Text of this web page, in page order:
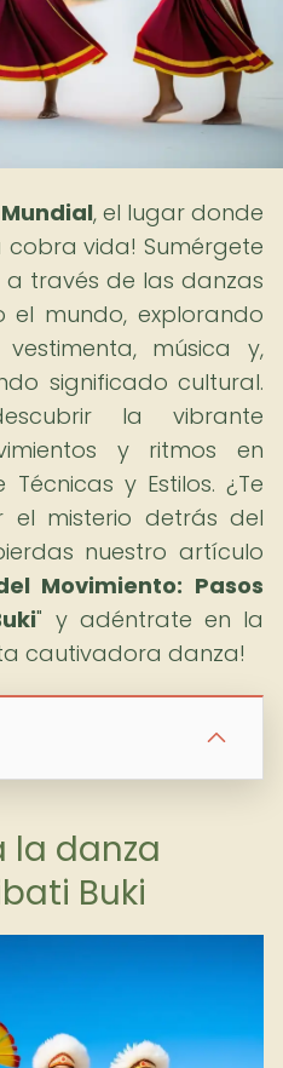
, el lugar donde
vida! Sumérgete
través de las danzas
mundo, explorando
música y,
significado cultural.
la vibrante
y ritmos en
y Estilos. ¿Te
el misterio detrás del
nuestro artículo
Movimiento: Pasos
" y adéntrate en la
cautivadora danza!
la danza
Buki